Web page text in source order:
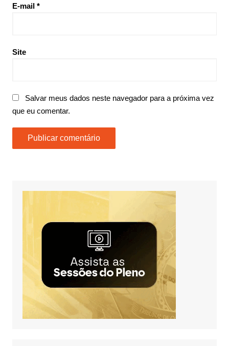
E-mail *
Site
Salvar meus dados neste navegador para a próxima vez
que eu comentar.